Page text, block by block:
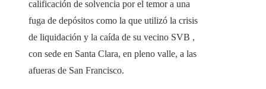
calificación de solvencia por el temor a una
fuga de depósitos como la que utilizó la crisis
de liquidación y la caída de su vecino SVB ,
con sede en Santa Clara, en pleno valle, a las
afueras de San Francisco.